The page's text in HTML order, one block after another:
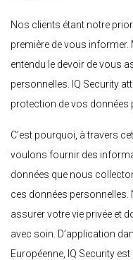
Nos clients étant notre
première de vous
entendu le devoir de vous
personnelles. IQ Security
protection de vos données
C’est pourquoi, à travers
voulons fournir des
données que nous
ces données
assurer votre vie privée et
avec soin. D’application
Européenne, IQ Security